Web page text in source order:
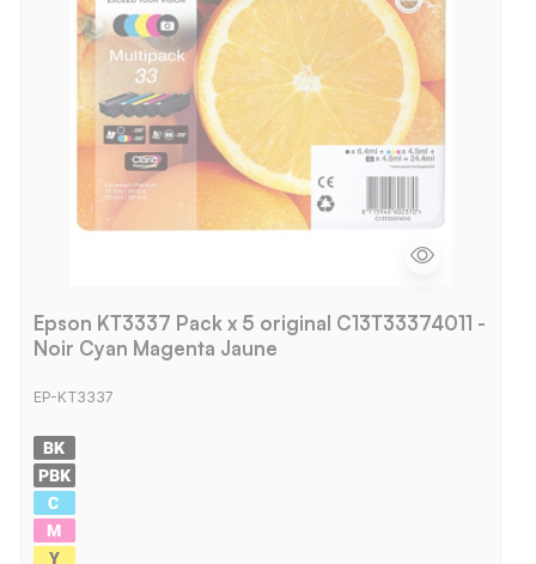
Epson KT3337 Pack x 5 original C13T33374011 -
Noir Cyan Magenta Jaune
EP-KT3337